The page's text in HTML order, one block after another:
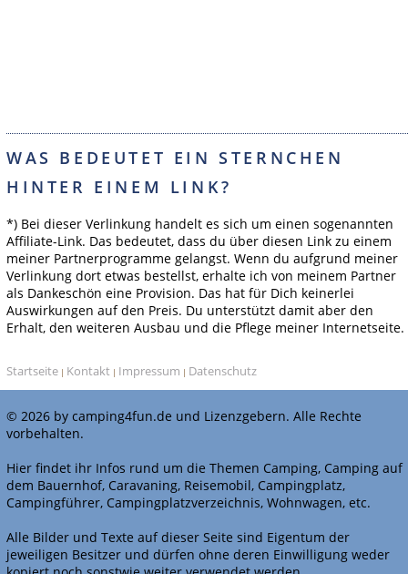
WAS BEDEUTET EIN STERNCHEN
HINTER EINEM LINK?
*) Bei dieser Verlinkung handelt es sich um einen sogenannten
Affiliate-Link. Das bedeutet, dass du über diesen Link zu einem
meiner Partnerprogramme gelangst. Wenn du aufgrund meiner
Verlinkung dort etwas bestellst, erhalte ich von meinem Partner
als Dankeschön eine Provision. Das hat für Dich keinerlei
Auswirkungen auf den Preis. Du unterstützt damit aber den
Erhalt, den weiteren Ausbau und die Pflege meiner Internetseite.
Startseite | Kontakt | Impressum | Datenschutz
© 2026 by camping4fun.de und Lizenzgebern. Alle Rechte
vorbehalten.
Hier findet ihr Infos rund um die Themen Camping, Camping auf
dem Bauernhof, Caravaning, Reisemobil, Campingplatz,
Campingführer, Campingplatzverzeichnis, Wohnwagen, etc.
Alle Bilder und Texte auf dieser Seite sind Eigentum der
jeweiligen Besitzer und dürfen ohne deren Einwilligung weder